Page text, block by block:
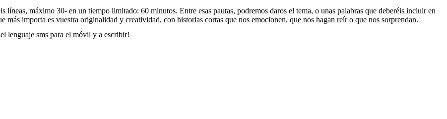
líneas, máximo 30- en un tiempo limitado: 60 minutos. Entre esas pautas, podremos daros el tema, o unas palabras que deberéis incluir en
importa es vuestra originalidad y creatividad, con historias cortas que nos emocionen, que nos hagan reír o que nos sorprendan.
lenguaje sms para el móvil y a escribir!